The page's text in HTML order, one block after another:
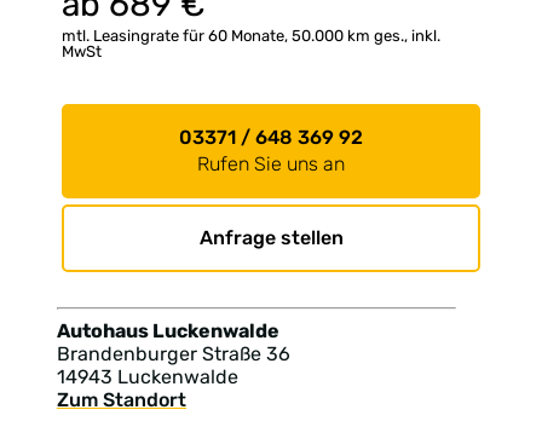
mtl. Leasingrate für 60 Monate, 50.000 km ges., inkl.
MwSt
03371 / 648 369 92
Rufen Sie uns an
Anfrage stellen
Autohaus Luckenwalde
Brandenburger Straße 36
14943 Luckenwalde
Zum Standort